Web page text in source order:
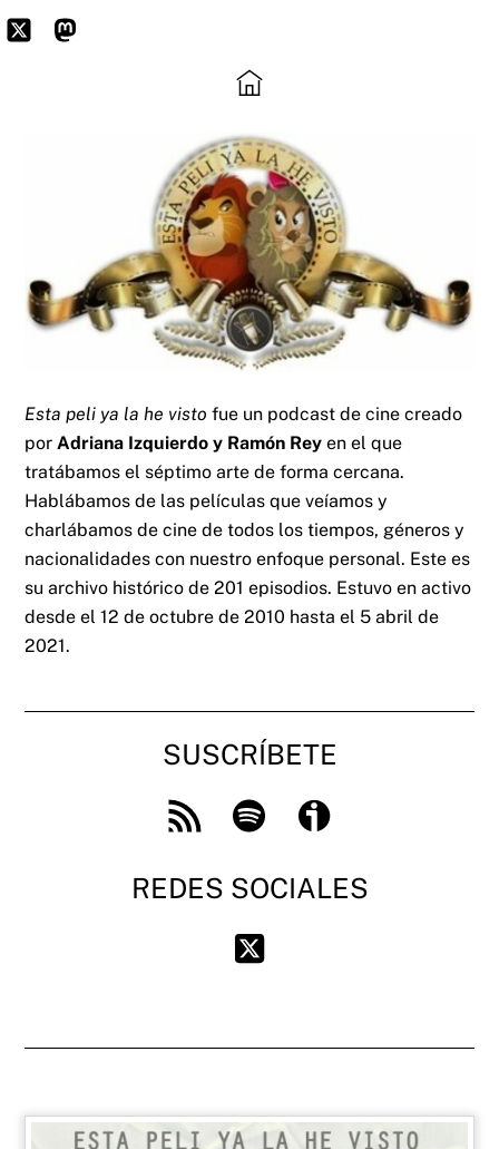
Skip
to
Icon
Mastodon
Esta peli ya la he visto fue un podcast de cine creado
por Adriana Izquierdo y Ramón Rey en el que
tratábamos el séptimo arte de forma cercana.
Hablábamos de las películas que veíamos y
charlábamos de cine de todos los tiempos, géneros y
nacionalidades con nuestro enfoque personal. Este es
su archivo histórico de 201 episodios. Estuvo en activo
desde el 12 de octubre de 2010 hasta el 5 abril de
2021.
SUSCRÍBETE
Feed
Spotify Ivoox
REDES SOCIALES
Twitter